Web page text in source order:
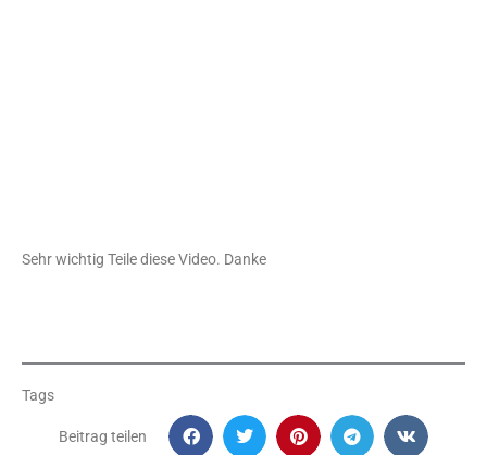
Sehr wichtig Teile diese Video. Danke
Tags
Beitrag teilen